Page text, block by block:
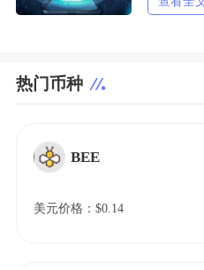
热门币种
BEE
美元价格：$0.14